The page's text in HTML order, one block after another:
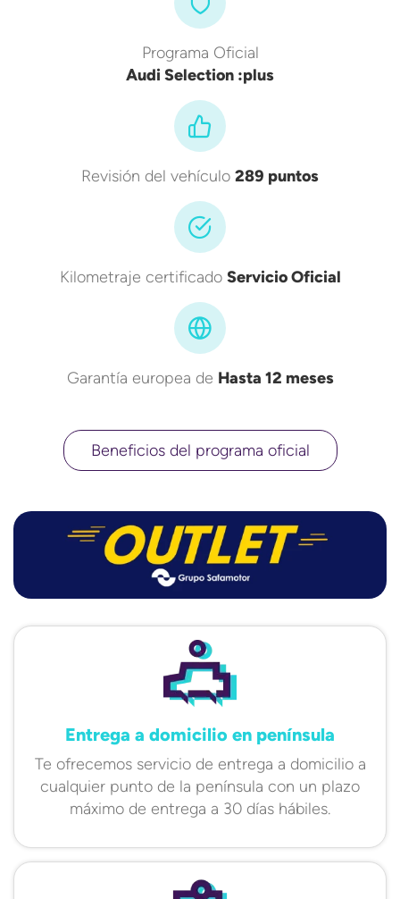
Programa Oficial
Audi Selection :plus
Revisión del vehículo 289 puntos
Kilometraje certificado Servicio Oficial
Garantía europea de Hasta 12 meses
Beneficios del programa oficial
Entrega a domicilio en península
Te ofrecemos servicio de entrega a domicilio a
cualquier punto de la península con un plazo
máximo de entrega a 30 días hábiles.